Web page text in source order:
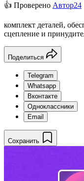
👍 Проверено Автор24
комплект деталей,
сцепление и
Поделиться
Telegram
Whatsapp
Вконтакте
Одноклассники
Email
Сохранить